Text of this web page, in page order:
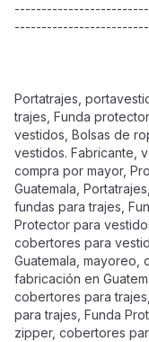
Portatrajes,
trajes, Funda
vestidos, Bolsas de
vestidos. Fabricante,
compra por mayor,
Guatemala,
fundas para trajes,
Protector para
cobertores para
Guatemala, mayoreo,
fabricación en
cobertores para
para trajes, Funda
zipper, cobertores